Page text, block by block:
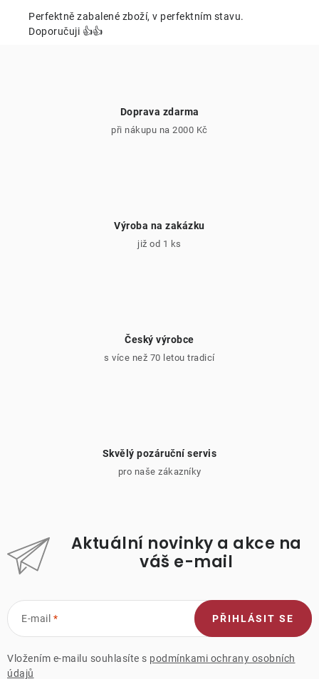
Perfektně zabalené zboží, v perfektním stavu.
Doporučuji 👍👍
Doprava zdarma
při nákupu na 2000 Kč
Výroba na zakázku
již od 1 ks
Český výrobce
s více než 70 letou tradicí
Skvělý pozáruční servis
pro naše zákazníky
Aktuální novinky a akce na
váš e-mail
E-mail
Vložením e-mailu souhlasíte s podmínkami ochrany osobních
údajů
PŘIHLÁSIT SE